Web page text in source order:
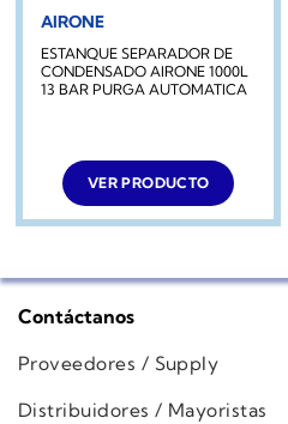
AIRONE
ESTANQUE SEPARADOR DE
CONDENSADO AIRONE 1000L
13 BAR PURGA AUTOMATICA
VER PRODUCTO
Contáctanos
Proveedores / Supply
Distribuidores / Mayoristas